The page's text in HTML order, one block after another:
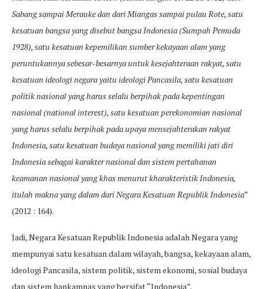
Sabang sampai Merauke dan dari Miangas sampai pulau Rote, satu
kesatuan bangsa yang disebut bangsa Indonesia (Sumpah Pemuda
1928), satu kesatuan kepemilikan sumber kekayaan alam yang
peruntukannya sebesar-besarnya untuk kesejahteraan rakyat, satu
kesatuan ideologi negara yaitu ideologi Pancasila, satu kesatuan
politik nasional yang harus selalu berpihak pada kepentingan
nasional (national interest), satu kesatuan perekonomian nasional
yang harus selalu berpihak pada upaya mensejahterakan rakyat
Indonesia, satu kesatuan budaya nasional yang memiliki jati diri
Indonesia sebagai karakter nasional dan sistem pertahanan
keamanan nasional yang khas menurut kharakteristik Indonesia,
itulah makna yang dalam dari Negara Kesatuan Republik Indonesia”
(2012 : 164).
Jadi, Negara Kesatuan Republik Indonesia adalah Negara yang
mempunyai satu kesatuan dalam wilayah, bangsa, kekayaan alam,
ideologi Pancasila, sistem politik, sistem ekonomi, sosial budaya
dan sistem hankamnas yang bersifat “Indonesia”.